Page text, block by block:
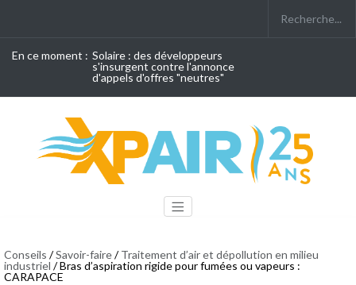
En ce moment : Solaire : des développeurs
s'insurgent contre l'annonce
d'appels d'offres "neutres"
Conseils /Savoir-faire/Traitement d’air et dépollution en milieu
industriel / Bras d’aspiration rigide pour fumées ou vapeurs :
CARAPACE